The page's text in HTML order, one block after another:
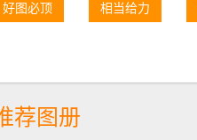
好图必顶 相当给力
荐图册